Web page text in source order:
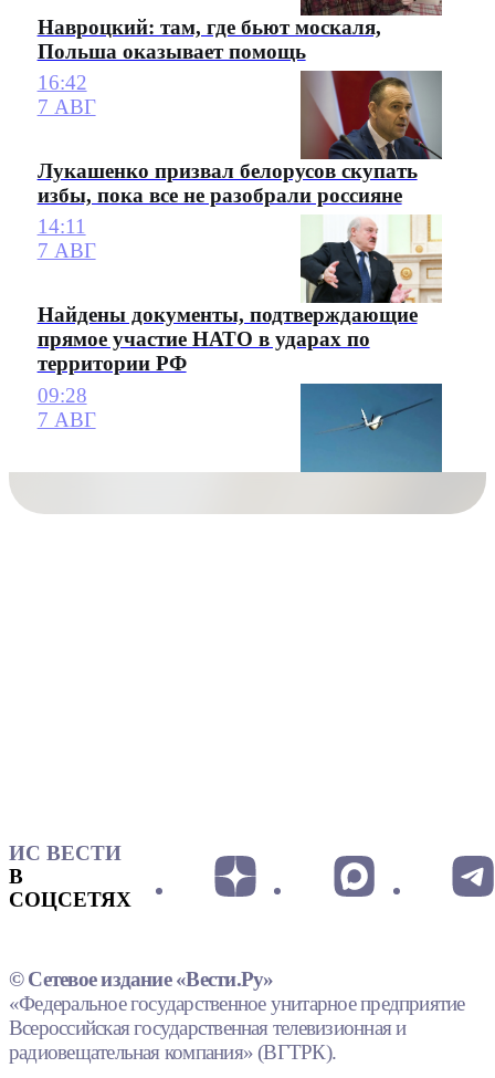
Навроцкий: там, где бьют москаля,
Польша оказывает помощь
16:42
7 АВГ
Лукашенко призвал белорусов скупать
избы, пока все не разобрали россияне
14:11
7 АВГ
Найдены документы, подтверждающие
прямое участие НАТО в ударах по
территории РФ
09:28
7 АВГ
ИС ВЕСТИ
В
СОЦСЕТЯХ
© Сетевое издание «Вести.Ру»
«Федеральное государственное унитарное предприятие
Всероссийская государственная телевизионная и
радиовещательная компания» (ВГТРК).